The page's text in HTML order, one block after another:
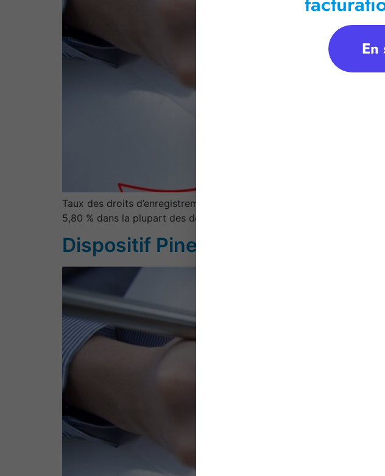
Taux des droits d’enregistrement en matière de vente
5,80 % dans la plupart des départements.Il se décompose de la
Dispositif Pinel – Plafonds de
En